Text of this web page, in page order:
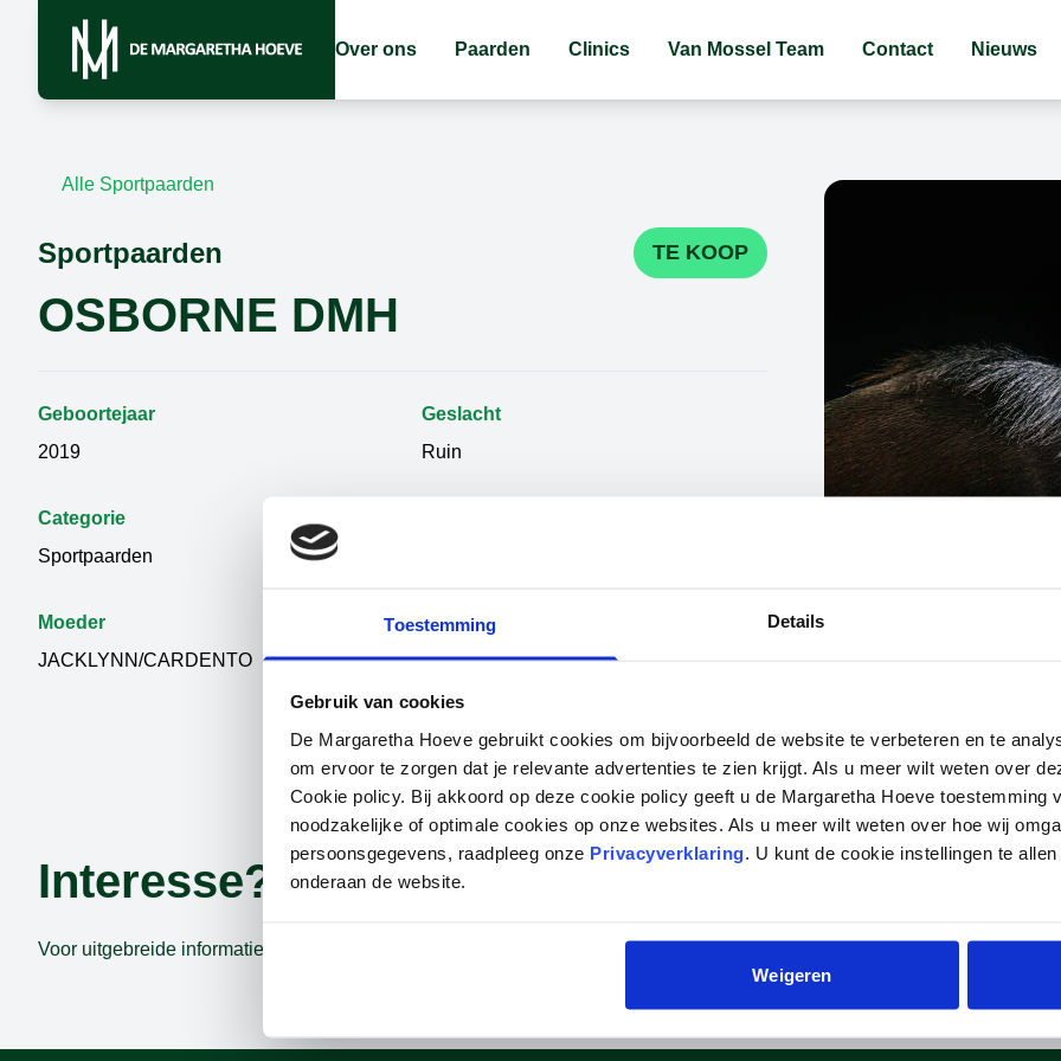
Toestemming Details
Gebruik van cookies
De Margaretha Hoeve gebruikt cookies om bijvoorbeeld de website te verbeteren en te
om ervoor te zorgen dat je relevante advertenties te zien krijgt. Als u meer wilt weten over
Cookie policy. Bij akkoord op deze cookie policy geeft u de Margaretha Hoeve toestemming
noodzakelijke of optimale cookies op onze websites. Als u meer wilt weten over hoe wij
persoonsgegevens, raadpleeg onze Privacyverklaring. U kunt de cookie instellingen te
onderaan de website.
Weigeren
Over ons Paarden Clinics Van Mossel Team Contact Nieuws
Alle Sportpaarden
Sportpaarden TE KOOP
OSBORNE DMH
Geboortejaar
2019
Geslacht
Ruin
Categorie
Sportpaarden
Moeder
JACKLYNN/CARDENTO
Interesse?
Voor uitgebreide informatie kunt u geheel vrijblijvend bellen met stalmanager Patricia Pikaar op +31 6 53 33 81 98